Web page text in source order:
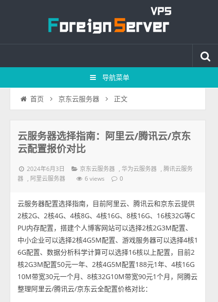
导航菜单
首页 京东云服务器 正文
云服务器选择指南：阿里云/腾讯云/京东
云配置报价对比
2024年6月3日 京东云服务器 , 华为云服务器 , 腾讯云服务
器
, 阿里云服务器 6 views 0
云服务器配置选择指南，目前阿里云、腾讯云和京东云提供
2核2G、2核4G、4核8G、4核16G、8核16G、16核32G等C
PU内存配置，搭建个人博客网站可以选择2核2G3M配置、
中小企业可以选择2核4G5M配置、游戏服务器可以选择4核1
6G配置、数据分析科学计算可以选择16核以上配置，目前2
核2G3M配置50元一年、2核4G5M配置188元1年、4核16G
10M带宽30元一个月、8核32G10M带宽90元1个月，阿腾云
整理阿里云/腾讯云/京东云全配置价格对比：